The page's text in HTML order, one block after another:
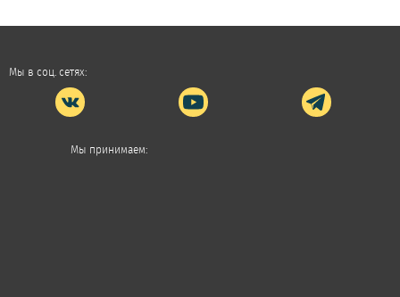
Мы в соц. сетях:
Мы принимаем: